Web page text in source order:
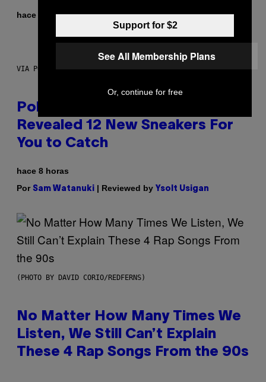
hace 7 horasPorMaha Haq| Reviewed byYsolt Usigan
VIA POKEMON/ADIDAS/NINTENDO
Pokemon and Adidas Just
Revealed 12 New Sneakers For
You to Catch
hace 8 horas
Por Sam Watanuki | Reviewed by Ysolt Usigan
(PHOTO BY DAVID CORIO/REDFERNS)
No Matter How Many Times We
Listen, We Still Can’t Explain
These 4 Rap Songs From the 90s
Support for $2
See All Membership Plans
Or, continue for free